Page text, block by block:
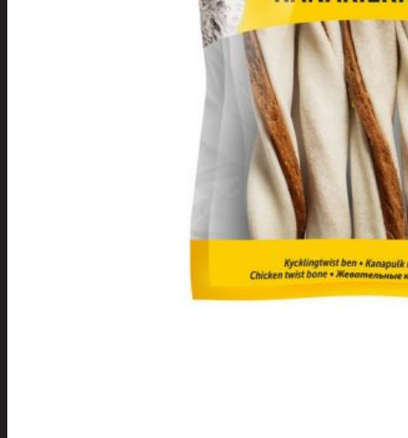
Päivittäistavarat
Apuvälineet
Hengityssuojaimet ja
desinfiointi
Henkilökohtainen
hygienia
Deodorantit
Hiustenhoito
Hiusharjat ja
Hiuspinnit ja
lenkit
Hiusvärit
Hiusten ja